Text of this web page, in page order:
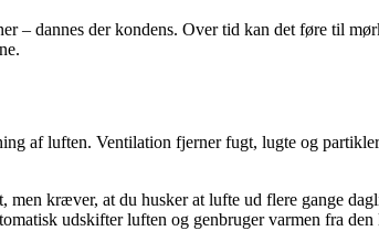
dannes der kondens. Over tid kan det føre til
af luften. Ventilation fjerner fugt, lugte og
men kræver, at du husker at lufte ud flere gange
udskifter luften og genbruger varmen fra